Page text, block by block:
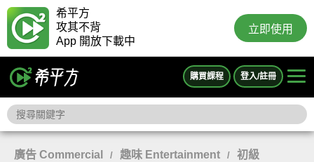
希平方
攻其不背
App 開放下載中
立即使用
購買課程 登入/註冊
廣告 Commercial / 趣味 Entertainment /
初級